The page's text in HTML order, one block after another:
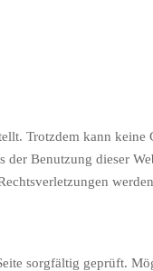
Trotzdem kann
Benutzung dieser
sorgfältig geprüft.